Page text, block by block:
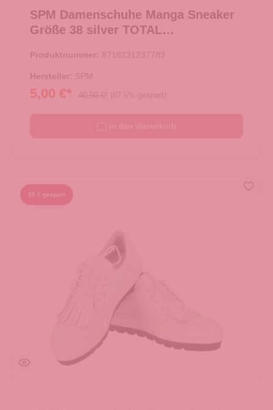
SPM Damenschuhe Manga Sneaker
Größe 38 silver TOTAL
Produktnummer: 8718231237783
Hersteller: SPM
5,00 €* 40,00 €* (87.5% gespart)
35 € gespart